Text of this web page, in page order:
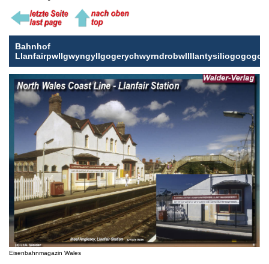
Bahnhof
Eisenbahnmagazin Wales